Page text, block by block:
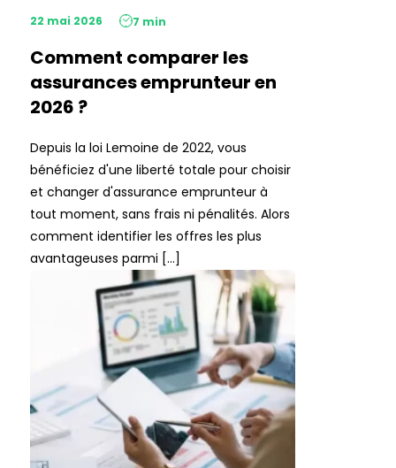
22 mai 2026 7 min
Comment comparer les
assurances emprunteur en
2026 ?
Depuis la loi Lemoine de 2022, vous
bénéficiez d'une liberté totale pour choisir
et changer d'assurance emprunteur à
tout moment, sans frais ni pénalités. Alors
comment identifier les offres les plus
avantageuses parmi […]